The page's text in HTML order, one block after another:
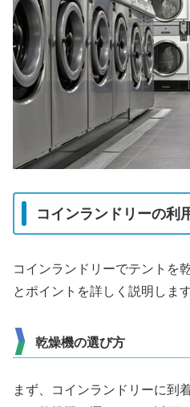
コインランドリーの利
コインランドリーでテントを
とポイントを詳しく説明します
乾燥機の選び方
まず、コインランドリーに到